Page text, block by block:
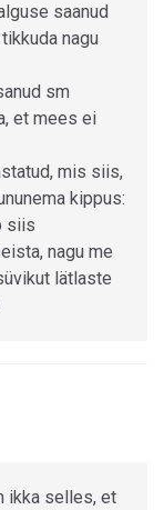
saanud
nagu
sm
et mees ei
mis siis,
kippus:
siis
nagu me
lätlaste
ikka selles, et